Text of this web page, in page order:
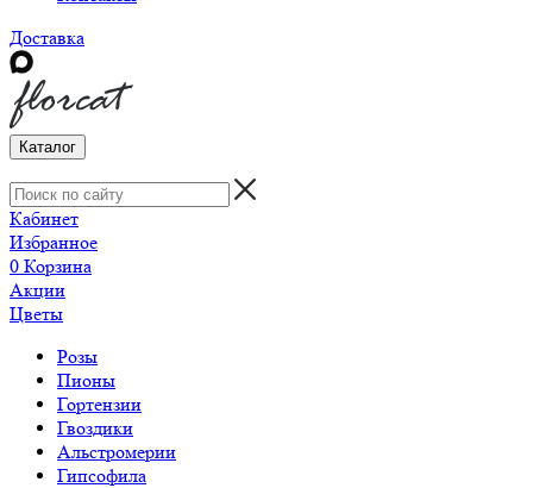
Доставка
Каталог
Кабинет
Избранное
0 Корзина
Акции
Цветы
Розы
Пионы
Гортензии
Гвоздики
Альстромерии
Гипсофила